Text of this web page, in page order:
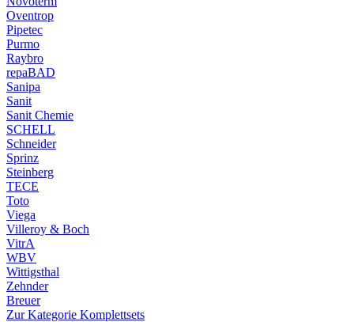
Oventrop
Pipetec
Purmo
Raybro
repaBAD
Sanipa
Sanit
Sanit Chemie
SCHELL
Schneider
Sprinz
Steinberg
TECE
Toto
Viega
Villeroy & Boch
VitrA
WBV
Wittigsthal
Zehnder
Breuer
Zur Kategorie Komplettsets